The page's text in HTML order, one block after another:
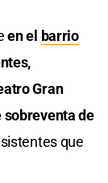
en el barrio
Gran
sobreventa de
que